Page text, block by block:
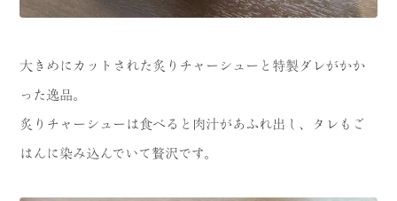
大きめにカットされた炙りチャーシューと特製ダレがかか
った逸品。
炙りチャーシューは食べると肉汁があふれ出し、タレもご
はんに染み込んでいて贅沢です。